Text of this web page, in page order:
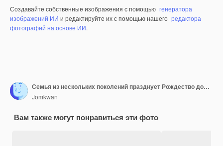
Создавайте собственные изображения с помощью генератора
изображений ИИ и редактируйте их с помощью нашего редактора
фотографий на основе ИИ.
Семья из нескольких поколений празднует Рождество дома, открывая подарки вместе
Jomkwan
Вам также могут понравиться эти фото